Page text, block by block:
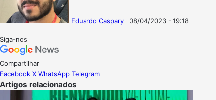
Eduardo Caspary
08/04/2023 - 19:18
Siga-nos
Compartilhar
Facebook X WhatsApp Telegram
Artigos relacionados